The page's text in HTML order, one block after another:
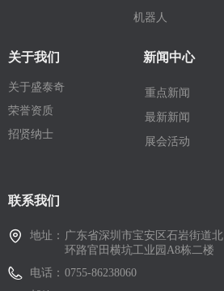
联系我们
地址： 广东省深圳市宝安区石岩街道北
环路官田横坑工业园A8栋二楼
电话： 0755-86238060
机器人
新闻中心
重点新闻
最新新闻
展会活动
关于我们
关于盛泰奇
荣誉资质
招贤纳士